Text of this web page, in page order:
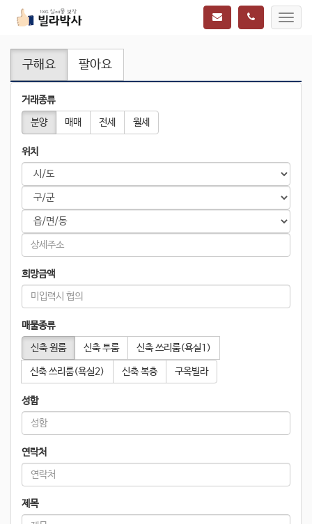
구해요 팔아요
거래종류
분양
매매 전세 월세
위치
희망금액
매물종류
신축 원룸
신축 투룸 신축 쓰리룸(욕실1)
신축 쓰리룸(욕실2) 신축 복층 구옥빌라
성함
연락처
제목